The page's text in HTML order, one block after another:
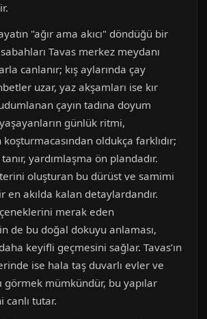
"ağır ama akıcı" döndüğü bir
Tavas merkez meydanı
canlanır; kış aylarında çay
uzar, yaz akşamları ise kır
çayın tadına doyum
günlük ritmi,
oldukça farklıdır;
yardımlaşma ön plandadır.
oluşturan bu dürüst ve samimi
en akılda kalan detaylardandır.
merak eden
de bu doğal dokuyu anlaması,
keyifli geçmesini sağlar. Tavas’ın
ise hala taş duvarlı evler ve
görmek mümkündür, bu yapılar
canlı tutar.